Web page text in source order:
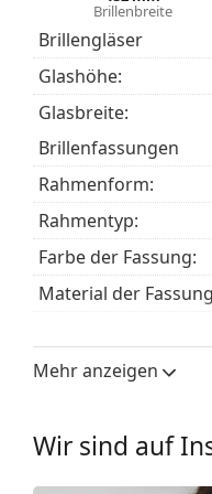
einem
Entdecken Sie das
unserenBrillen-
Es ist ein
Brillenbreite
Brillengläser
Glashöhe:
Glasbreite:
Brillenfassungen
Rahmenform:
Rahmentyp:
Farbe der Fassung:
Material der
Brillenbreite:
Stegbreite:
Mehr anzeigen
Wir sind auf